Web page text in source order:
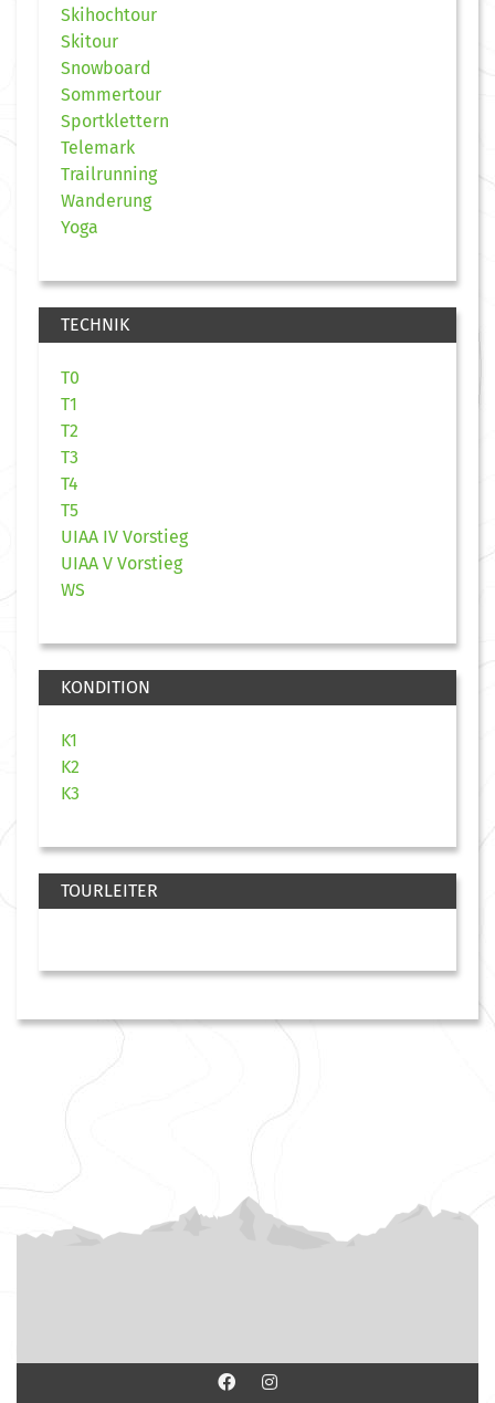
Skihochtour
Skitour
Snowboard
Sommertour
Sportklettern
Telemark
Trailrunning
Wanderung
Yoga
TECHNIK
T0
T1
T2
T3
T4
T5
UIAA IV Vorstieg
UIAA V Vorstieg
WS
KONDITION
K1
K2
K3
TOURLEITER